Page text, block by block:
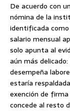
De acuerdo con
nómina de la
identificada
salario mensual
solo apunta al
aún más
desempeña
estaría
exención de
concede al resto